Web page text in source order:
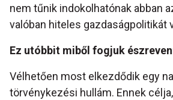
nem tűnik indokolhatónak abban
valóban hiteles gazdaságpolitikát
Ez utóbbit miből fogjuk
Vélhetően most elkezdődik egy
törvénykezési hullám. Ennek